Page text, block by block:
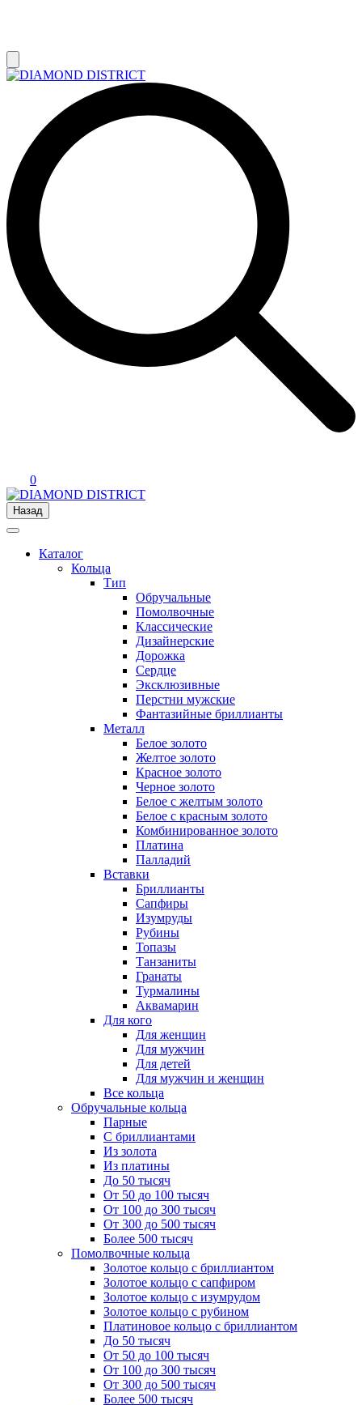
0
Назад
Каталог
Кольца
Тип
Обручальные
Помолвочные
Классические
Дизайнерские
Дорожка
Сердце
Эксклюзивные
Перстни мужские
Фантазийные бриллианты
Металл
Белое золото
Желтое золото
Красное золото
Черное золото
Белое с желтым золото
Белое с красным золото
Комбинированное золото
Платина
Палладий
Вставки
Бриллианты
Сапфиры
Изумруды
Рубины
Топазы
Танзаниты
Гранаты
Турмалины
Аквамарин
Для кого
Для женщин
Для мужчин
Для детей
Для мужчин и женщин
Все кольца
Обручальные кольца
Парные
С бриллиантами
Из золота
Из платины
До 50 тысяч
От 50 до 100 тысяч
От 100 до 300 тысяч
От 300 до 500 тысяч
Более 500 тысяч
Помолвочные кольца
Золотое кольцо с бриллиантом
Золотое кольцо с сапфиром
Золотое кольцо с изумрудом
Золотое кольцо с рубином
Платиновое кольцо с бриллиантом
До 50 тысяч
От 50 до 100 тысяч
От 100 до 300 тысяч
От 300 до 500 тысяч
Более 500 тысяч